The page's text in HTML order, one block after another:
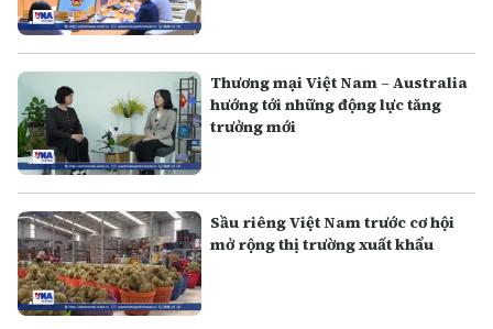
Thương mại Việt Nam – Australia
hướng tới những động lực tăng
trưởng mới
Sầu riêng Việt Nam trước cơ hội
mở rộng thị trường xuất khẩu